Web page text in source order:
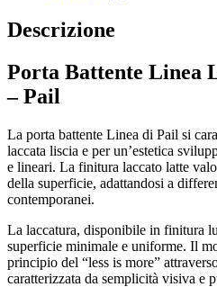
Descrizione
Porta Battente Linea
– Pail
La porta battente Linea di Pail si
laccata liscia e per un’estetica
e lineari. La finitura laccato latte
della superficie, adattandosi a
contemporanei.
La laccatura, disponibile in finitura
superficie minimale e uniforme. Il
principio del “less is more”
caratterizzata da semplicità visiva e